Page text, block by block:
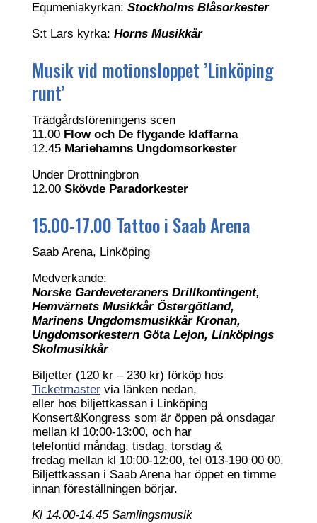
Equmeniakyrkan: Stockholms Blåsorkester
S:t Lars kyrka: Horns Musikkår
Musik vid motionsloppet ’Linköping
runt’
Trädgårdsföreningens scen
11.00 Flow och De flygande klaffarna
12.45 Mariehamns Ungdomsorkester
Under Drottningbron
12.00 Skövde Paradorkester
15.00-17.00 Tattoo i Saab Arena
Saab Arena, Linköping
Medverkande:
Norske Gardeveteraners Drillkontingent,
Hemvärnets Musikkår Östergötland,
Marinens Ungdomsmusikkår Kronan,
Ungdomsorkestern Göta Lejon, Linköpings
Skolmusikkår
Biljetter (120 kr – 230 kr) förköp hos
Ticketmastervia länken nedan,
eller hos biljettkassan i Linköping
Konsert&Kongress som är öppen på onsdagar
mellan kl 10:00-13:00, och har
telefontid måndag, tisdag, torsdag &
fredag mellan kl 10:00-12:00, tel 013-190 00 00.
Biljettkassan i Saab Arena har öppet en timme
innan föreställningen börjar.
Kl 14.00-14.45 Samlingsmusik